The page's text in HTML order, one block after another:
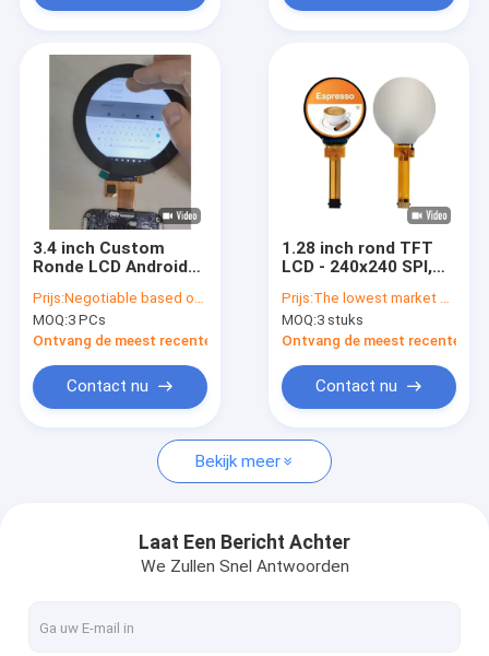
Producten
Over Ons
Fabriekstour
Kwaliteitscontrole
Nieuws
Gevallen
TFT LCD-Vertoning
De Vertoning van PCAP TFT
3.4 inch Custom
Ronde LCD Android
Media Display Met
Met PCAP Touch
Prijs:Negotiable based on order lot quantity
MOQ:3 PCs
Ontvang de meest recente Prijs
Contact nu
1.28 inch rond TFT
LCD - 240x240 SPI,
aanpasbaar Beste
prijs USA
Prijs:The lowest market price guaranteed
MOQ:3 stuks
Ontvang de meest recente
Contact nu
Bekijk meer
Laat Een Bericht Achter
We Zullen Snel Antwoorden